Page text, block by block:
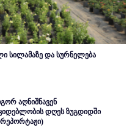
სილამაზე და სურნელება
აღნიშნავენ
დღეს ზუგდიდში